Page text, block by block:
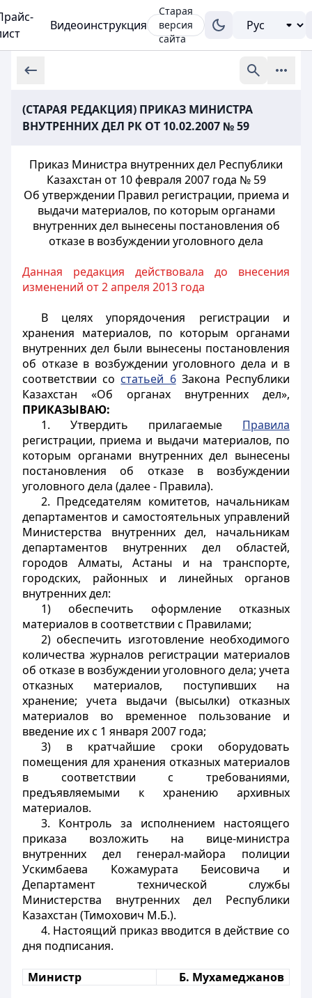
Видеоинструкция
Старая
версия
сайта
(СТАРАЯ РЕДАКЦИЯ) ПРИКАЗ МИНИСТРА
ВНУТРЕННИХ ДЕЛ РК ОТ 10.02.2007 № 59
Приказ Министра внутренних дел Республики
Казахстан от 10 февраля 2007 года № 59
Об утверждении Правил регистрации, приема и
выдачи материалов, по которым органами
внутренних дел вынесены постановления об
отказе в возбуждении уголовного дела
Данная редакция действовала до внесения
изменений от 2 апреля 2013 года
В целях упорядочения регистрации и
хранения материалов, по которым органами
внутренних дел были вынесены постановления
об отказе в возбуждении уголовного дела и в
соответствии со статьей 6Закона Республики
Казахстан «Об органах внутренних дел»,
ПРИКАЗЫВАЮ:
1. Утвердить прилагаемые Правила
регистрации, приема и выдачи материалов, по
которым органами внутренних дел вынесены
постановления об отказе в возбуждении
уголовного дела (далее - Правила).
2. Председателям комитетов, начальникам
департаментов и самостоятельных управлений
Министерства внутренних дел, начальникам
департаментов внутренних дел областей,
городов Алматы, Астаны и на транспорте,
городских, районных и линейных органов
внутренних дел:
1) обеспечить оформление отказных
материалов в соответствии с Правилами;
2) обеспечить изготовление необходимого
количества журналов регистрации материалов
об отказе в возбуждении уголовного дела; учета
отказных материалов, поступивших на
хранение; учета выдачи (высылки) отказных
материалов во временное пользование и
введение их с 1 января 2007 года;
3) в кратчайшие сроки оборудовать
помещения для хранения отказных материалов
в соответствии с требованиями,
предъявляемыми к хранению архивных
материалов.
3. Контроль за исполнением настоящего
приказа возложить на вице-министра
внутренних дел генерал-майора полиции
Ускимбаева Кожамурата Беисовича и
Департамент технической службы
Министерства внутренних дел Республики
Казахстан (Тимохович М.Б.).
4. Настоящий приказ вводится в действие со
дня подписания.
Министр Б. Мухамеджанов